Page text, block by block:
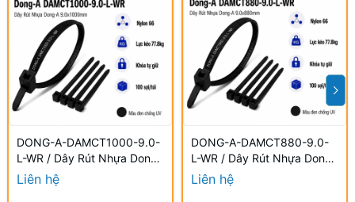
DONG-A-DAMCT1000-9.0-
L-WR / Dây Rút Nhựa Dong-
A 9.0×1000mm Chống UV
Liên hệ
DONG-A-DAMCT880-9.0-
L-WR / Dây Rút Nhựa Dong-
A 9.0×880mm Chống UV
Liên hệ